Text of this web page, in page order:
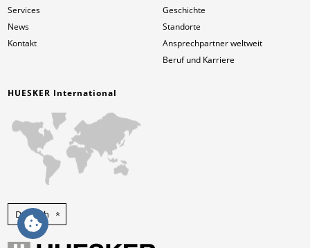
HUESKER International
Deutsch
Services
News
Kontakt
Geschichte
Standorte
Ansprechpartner weltweit
Beruf und Karriere